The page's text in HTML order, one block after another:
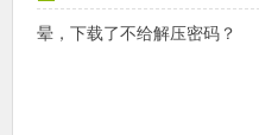
晕，下载了不给解压密码？